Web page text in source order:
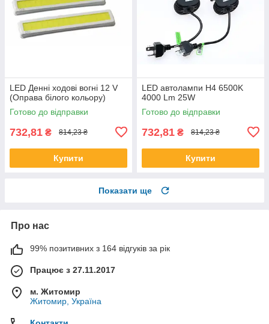
LED Денні ходові вогні 12 V
(Оправа білого кольору)
Готово до відправки
732,81 ₴ 814,23 ₴
Купити
LED автолампи H4 6500K
4000 Lm 25W
Готово до відправки
732,81 ₴ 814,23 ₴
Купити
Показати ще
Про нас
99% позитивних з 164 відгуків за рік
Працює з 27.11.2017
м. Житомир
Житомир, Україна